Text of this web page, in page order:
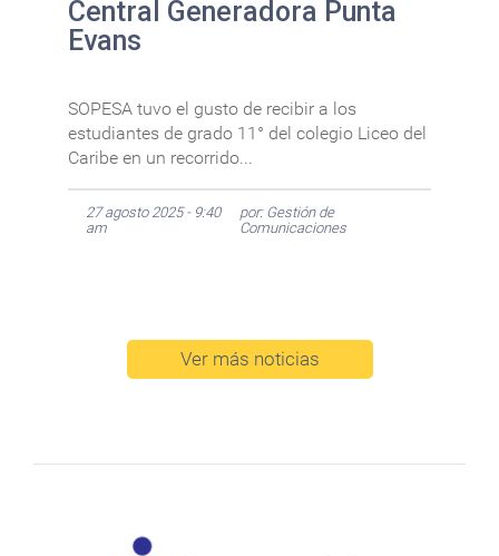
Central Generadora Punta
Evans
SOPESA tuvo el gusto de recibir a los
estudiantes de grado 11° del colegio Liceo del
Caribe en un recorrido...
27 agosto 2025 - 9:40
am
por: Gestión de
Comunicaciones
Ver más noticias